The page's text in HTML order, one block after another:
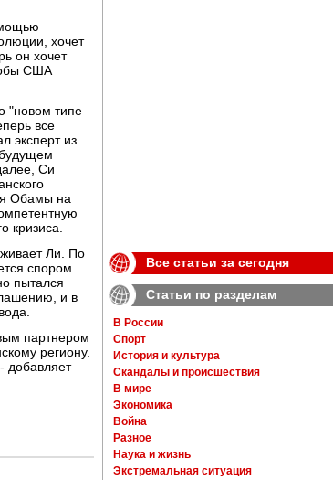
хочет
он хочет
США
"новом типе
все
эксперт из
Си
Обамы на
кризиса.
Ли. По
спором
пытался
и в
партнером
региону.
добавляет
Все статьи за сегодня
Статьи по разделам
В России
Спорт
История и культура
Скандалы и происшествия
В мире
Экономика
Война
Разное
Наука и жизнь
Экстремальная ситуация